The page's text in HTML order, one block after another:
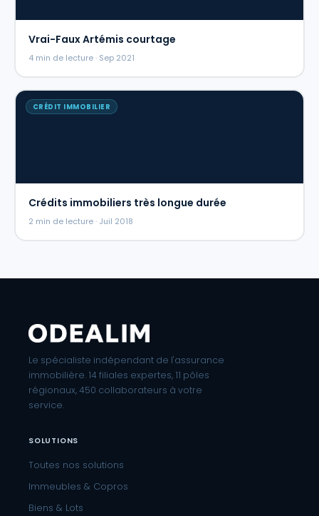
Vrai-Faux Artémis courtage
4 min de lecture · Sep 2021
CRÉDIT IMMOBILIER
Crédits immobiliers très longue durée
2 min de lecture · Juil 2018
Le spécialiste indépendant de l'assurance
immobilière. 14 filiales expertes, 11 pôles
régionaux, 450 collaborateurs à votre
service.
SOLUTIONS
Toutes nos solutions
Immeubles & Copros
Biens & Lots